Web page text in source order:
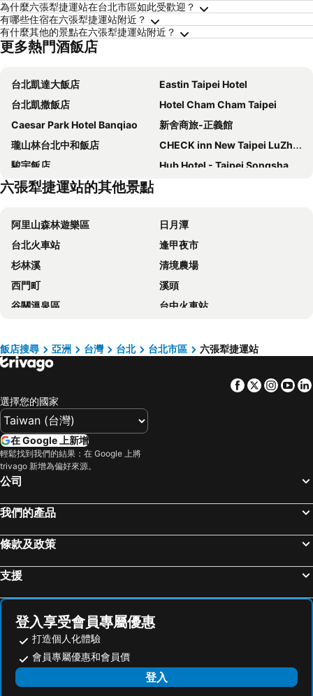
為什麼六張犁捷運站在台北市區如此受歡迎？
有哪些住宿在六張犁捷運站附近？
有什麼其他的景點在六張犁捷運站附近？
更多熱門酒飯店
台北凱達大飯店
Eastin Taipei Hotel
台北凱撒飯店
Hotel Cham Cham Taipei
Caesar Park Hotel Banqiao
新舍商旅-正義館
瓏山林台北中和飯店
CHECK inn New Taipei LuZhou
駿宇飯店
Hub Hotel - Taipei Songshan Airport
The Grand Hotel
Xi Ke Hotel - Sanchong Branch
Miramar Garden Taipei
富裕自由商旅 - 忠孝館
柯達大飯店台北一店
FX Hotel Taipei Nanjing East Road Branch
Hotel Fun - Linsen
Yidear Hotel
麗京棧酒店
CHIENTAN Youth Hotel
台北天成大飯店
Via Hotel Breeze
Forte Hotel Xizhi
Beauty Hotels Taipei - Hotel Bchic
首都大飯店 - 松山館
Brother Hotel
Hotel Gracery Taipei
成旅晶贊飯店‧台北蘆洲
馥都商務飯店
苓旅松山館 Lininn Tapei Arena
台北福華大飯店
宜家商旅
桃園林口福容大飯店
西悠飯店 - 台北店
香城大飯店(台北信義店)
Vendome Hotel
慕軒飯店
Hotel Eclat Taipei
六張犁捷運站的其他景點
阿里山森林遊樂區
日月潭
台北火車站
逢甲夜市
杉林溪
清境農場
西門町
溪頭
谷關溫泉區
台中火車站
台中一中商圈
六福村主題遊樂園
武陵農場
基隆廟口夜市
台北小巨蛋
Taipei 101
南港站覽館
士林夜市
拉拉山
九族文化村
烏來溫泉
奧萬大森林遊樂區
月眉世界麗寶樂園
武嶺
桃園火車站
礁溪車站
捷運圓山站
桃園機場
羅東車站
飯店搜尋 亞洲 台灣 台北 台北市區 六張犁捷運站
Facebook
Twitter
選擇您的國家
在 Google 上新增
輕鬆找到我們的結果：在 Google 上將
trivago 新增為偏好來源。
公司
我們的產品
條款及政策
支援
登入享受會員專屬優惠
打造個人化體驗
會員專屬優惠和會員價
登入